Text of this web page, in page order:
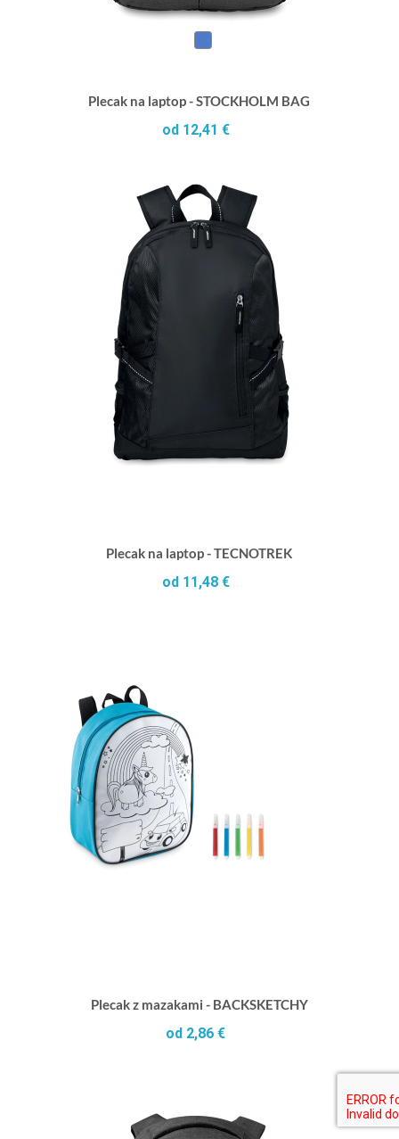
Plecak na laptop - STOCKHOLM BAG
od 12,41 €
Plecak na laptop - TECNOTREK
od 11,48 €
Plecak z mazakami - BACKSKETCHY
od 2,86 €